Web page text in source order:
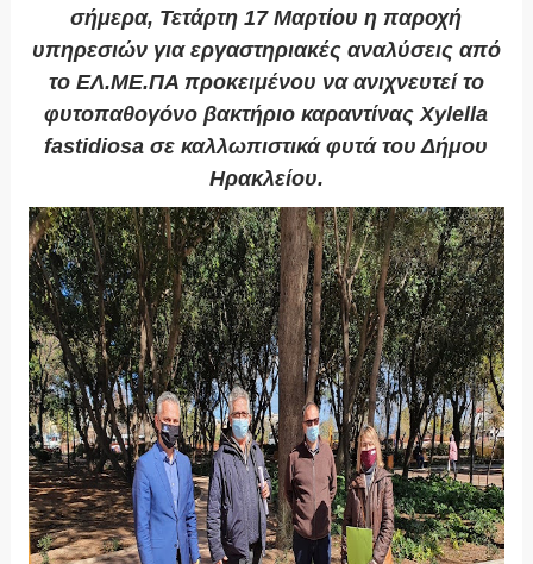
σήμερα, Τετάρτη 17 Μαρτίου η παροχή
υπηρεσιών για εργαστηριακές αναλύσεις από
το ΕΛ.ΜΕ.ΠΑ προκειμένου να ανιχνευτεί το
φυτοπαθογόνο βακτήριο καραντίνας Xylella
fastidiosa σε καλλωπιστικά φυτά του Δήμου
Ηρακλείου.